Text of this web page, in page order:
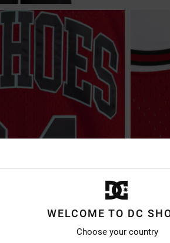
WELCOME TO DC
Choose your country